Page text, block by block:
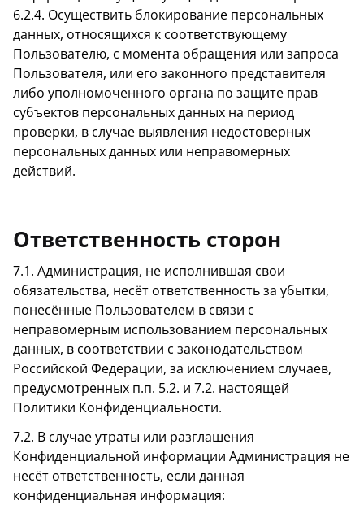
6.2.4. Осуществить блокирование персональных
данных, относящихся к соответствующему
Пользователю, с момента обращения или запроса
Пользователя, или его законного представителя
либо уполномоченного органа по защите прав
субъектов персональных данных на период
проверки, в случае выявления недостоверных
персональных данных или неправомерных
действий.
Ответственность сторон
7.1. Администрация, не исполнившая свои
обязательства, несёт ответственность за убытки,
понесённые Пользователем в связи с
неправомерным использованием персональных
данных, в соответствии с законодательством
Российской Федерации, за исключением случаев,
предусмотренных п.п. 5.2. и 7.2. настоящей
Политики Конфиденциальности.
7.2. В случае утраты или разглашения
Конфиденциальной информации Администрация не
несёт ответственность, если данная
конфиденциальная информация: